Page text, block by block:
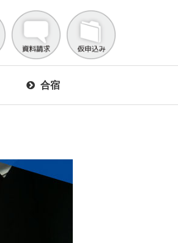
合宿